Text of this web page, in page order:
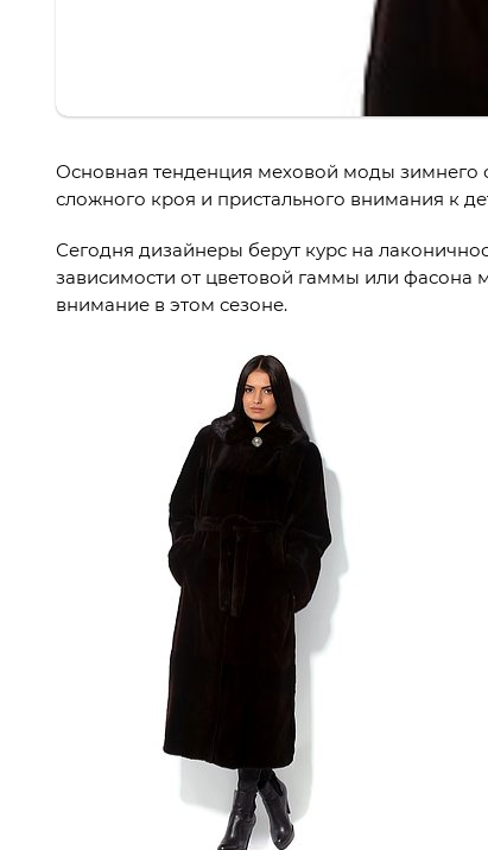
Основная тенденция меховой моды зимнего
сложного кроя и пристального внимания к
Сегодня дизайнеры берут курс на
зависимости от цветовой гаммы или фасона
внимание в этом сезоне.